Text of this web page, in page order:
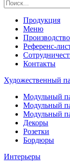
Продукция
Меню
Производство
Референс-
Контакты
Художественный
Модульный
Модульный
Модульный
Декоры
Розетки
Бордюры
Интерьеры